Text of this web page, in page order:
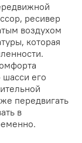
ресивер
воздухом
которая
шасси его
передвигать
в